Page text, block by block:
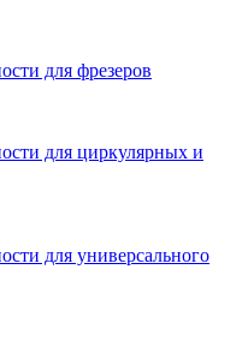
для фрезеров
для циркулярных и
для универсального